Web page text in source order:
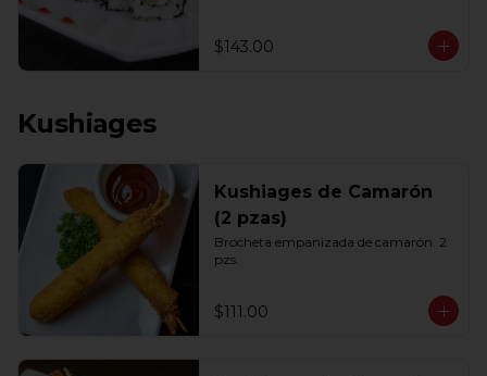
$143.00
Kushiages
Kushiages de Camarón
(2 pzas)
Brocheta empanizada de camarón. 2
pzs.
$111.00